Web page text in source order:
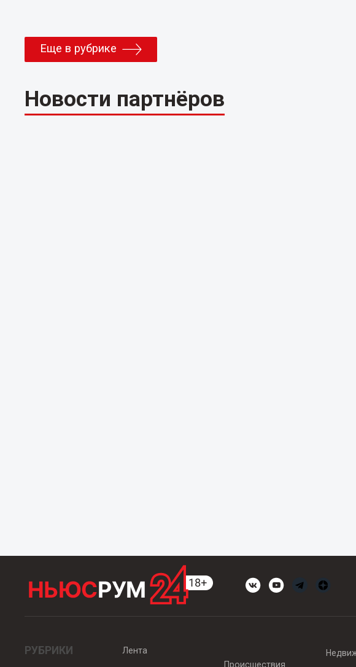
Еще в рубрике
Новости партнёров
РУБРИКИ
Лента
Происшествия